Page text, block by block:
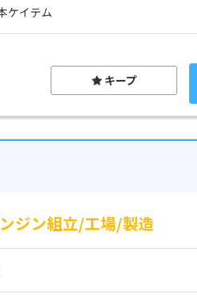
ケイテム
キープ
ジン組立/工場/製造